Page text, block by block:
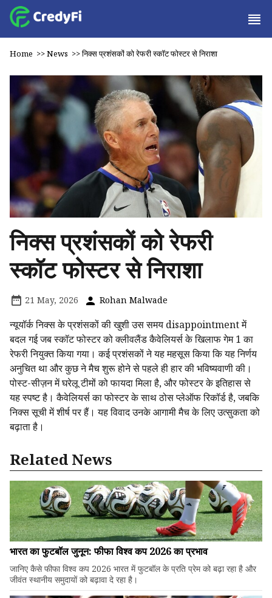
Home >>News >>निक्स प्रशंसकों को रेफरी स्कॉट फोस्टर से निराशा
निक्स प्रशंसकों को रेफरी
स्कॉट फोस्टर से निराशा
21 May, 2026 Rohan Malwade
न्यूयॉर्क निक्स के प्रशंसकों की खुशी उस समय disappointment में
बदल गई जब स्कॉट फोस्टर को क्लीवलैंड कैवेलियर्स के खिलाफ गेम 1 का
रेफरी नियुक्त किया गया। कई प्रशंसकों ने यह महसूस किया कि यह निर्णय
अनुचित था और कुछ ने मैच शुरू होने से पहले ही हार की भविष्यवाणी की।
पोस्ट-सीज़न में घरेलू टीमों को फायदा मिला है, और फोस्टर के इतिहास से
यह स्पष्ट है। कैवेलियर्स का फोस्टर के साथ ठोस प्लेऑफ रिकॉर्ड है, जबकि
निक्स सूची में शीर्ष पर हैं। यह विवाद उनके आगामी मैच के लिए उत्सुकता को
बढ़ाता है।
Related News
भारत का फुटबॉल जुनून: फीफा विश्व कप 2026 का प्रभाव
जानिए कैसे फीफा विश्व कप 2026 भारत में फुटबॉल के प्रति प्रेम को बढ़ा रहा है और
जीवंत स्थानीय समुदायों को बढ़ावा दे रहा है।